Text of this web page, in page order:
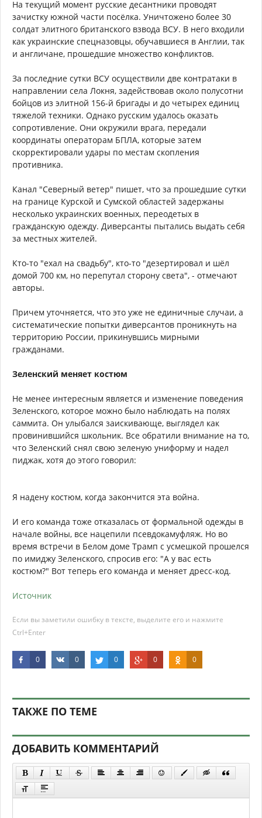
На текущий момент русские десантники проводят
зачистку южной части посёлка. Уничтожено более 30
солдат элитного британского взвода ВСУ. В него входили
как украинские спецназовцы, обучавшиеся в Англии, так
и англичане, прошедшие множество конфликтов.
За последние сутки ВСУ осуществили две контратаки в
направлении села Локня, задействовав около полусотни
бойцов из элитной 156-й бригады и до четырех единиц
тяжелой техники. Однако русским удалось оказать
сопротивление. Они окружили врага, передали
координаты операторам БПЛА, которые затем
скорректировали удары по местам скопления
противника.
Канал "Северный ветер" пишет, что за прошедшие сутки
на границе Курской и Сумской областей задержаны
несколько украинских военных, переодетых в
гражданскую одежду. Диверсанты пытались выдать себя
за местных жителей.
Кто-то "ехал на свадьбу", кто-то "дезертировал и шёл
домой 700 км, но перепутал сторону света", - отмечают
авторы.
Причем уточняется, что это уже не единичные случаи, а
систематические попытки диверсантов проникнуть на
территорию России, прикинувшись мирными
гражданами.
Зеленский меняет костюм
Не менее интересным является и изменение поведения
Зеленского, которое можно было наблюдать на полях
саммита. Он улыбался заискивающе, выглядел как
провинившийся школьник. Все обратили внимание на то,
что Зеленский снял свою зеленую униформу и надел
пиджак, хотя до этого говорил:
Я надену костюм, когда закончится эта война.
И его команда тоже отказалась от формальной одежды в
начале войны, все нацепили псевдокамуфляж. Но во
время встречи в Белом доме Трамп с усмешкой прошелся
по имиджу Зеленского, спросив его: "А у вас есть
костюм?" Вот теперь его команда и меняет дресс-код.
Источник
Если вы заметили ошибку в тексте, выделите его и нажмите
Ctrl+Enter
0 0 0 0 0
ТАКЖЕ ПО ТЕМЕ
ДОБАВИТЬ КОММЕНТАРИЙ